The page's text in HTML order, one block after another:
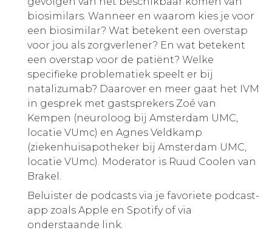
biosimilars. Wanneer en waarom kies je voor
een biosimilar? Wat betekent een overstap
voor jou als zorgverlener? En wat betekent
een overstap voor de patiënt? Welke
specifieke problematiek speelt er bij
natalizumab? Daarover en meer gaat het IVM
in gesprek met gastsprekers Zoé van
Kempen (neuroloog bij Amsterdam UMC,
locatie VUmc) en Agnes Veldkamp
(ziekenhuisapotheker bij Amsterdam UMC,
locatie VUmc). Moderator is Ruud Coolen van
Brakel.
Beluister de podcasts via je favoriete podcast-
app zoals Apple en Spotify of via
onderstaande link.